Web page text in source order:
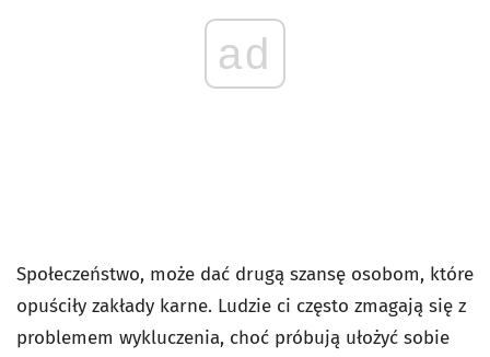
ad
Społeczeństwo, może dać drugą szansę osobom, które
opuściły zakłady karne. Ludzie ci często zmagają się z
problemem wykluczenia, choć próbują ułożyć sobie